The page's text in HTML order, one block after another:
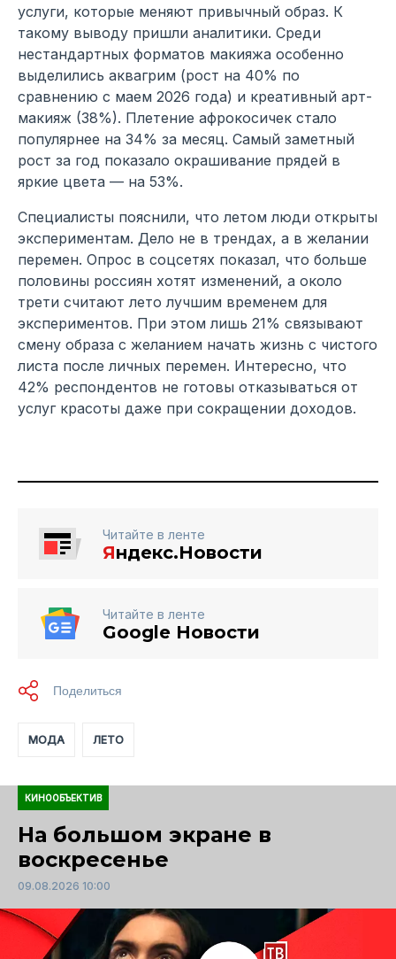
услуги, которые меняют привычный образ. К
такому выводу пришли аналитики. Среди
нестандартных форматов макияжа особенно
выделились аквагрим (рост на 40% по
сравнению с маем 2026 года) и креативный арт-
макияж (38%). Плетение афрокосичек стало
популярнее на 34% за месяц. Самый заметный
рост за год показало окрашивание прядей в
яркие цвета — на 53%.
Специалисты пояснили, что летом люди открыты
экспериментам. Дело не в трендах, а в желании
перемен. Опрос в соцсетях показал, что больше
половины россиян хотят изменений, а около
трети считают лето лучшим временем для
экспериментов. При этом лишь 21% связывают
смену образа с желанием начать жизнь с чистого
листа после личных перемен. Интересно, что
42% респондентов не готовы отказываться от
услуг красоты даже при сокращении доходов.
Читайте в ленте
Яндекс.Новости
Читайте в ленте
Google Новости
МОДА ЛЕТО
КИНООБЪЕКТИВ
На большом экране в
воскресенье
09.08.2026 10:00